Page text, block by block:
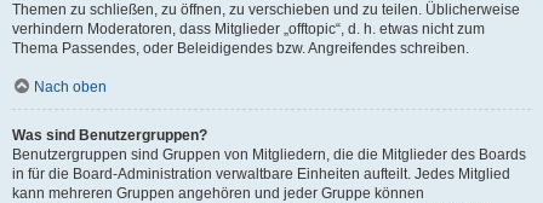
Themen zu schließen, zu öffnen, zu verschieben und zu teilen. Üblicherweise
verhindern Moderatoren, dass Mitglieder „offtopic“, d. h. etwas nicht zum
Thema Passendes, oder Beleidigendes bzw. Angreifendes schreiben.
Nach oben
Was sind Benutzergruppen?
Benutzergruppen sind Gruppen von Mitgliedern, die die Mitglieder des Boards
in für die Board-Administration verwaltbare Einheiten aufteilt. Jedes Mitglied
kann mehreren Gruppen angehören und jeder Gruppe können